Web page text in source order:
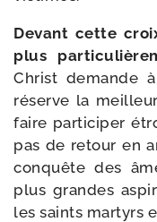
Devant cette
plus
Christ demande
réserve la
faire par­ti­ci­per
pas de retour en
conquête des
plus grandes
les saints mar­tyrs